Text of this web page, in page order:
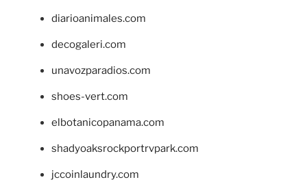
diarioanimales.com
decogaleri.com
unavozparadios.com
shoes-vert.com
elbotanicopanama.com
shadyoaksrockportrvpark.com
jccoinlaundry.com